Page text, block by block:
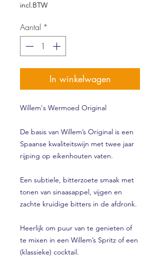
incl.BTW
Aantal *
In winkelwagen
Willem's Wermoed Original
De basis van Willem’s Original is een
Spaanse kwaliteitswijn met twee jaar
rijping op eikenhouten vaten.
Een subtiele, bitterzoete smaak met
tonen van sinaasappel, vijgen en
zachte kruidige bitters in de afdronk.
Heerlijk om puur van te genieten of
te mixen in een Willem’s Spritz of een
(klassieke) cocktail.